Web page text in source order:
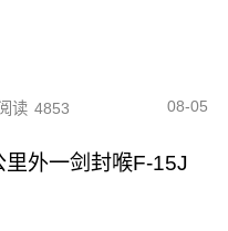
读 4853 08-05
外一剑封喉F-15J